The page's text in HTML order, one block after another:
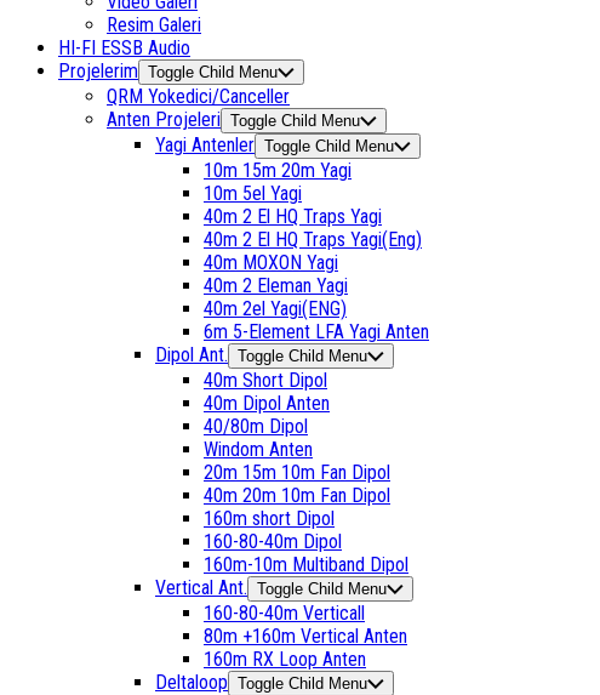
Resim Galeri
HI-FI ESSB Audio
Projelerim Toggle Child Menu
QRM Yokedici/Canceller
Anten Projeleri Toggle Child Menu
Yagi Antenler Toggle Child Menu
10m 15m 20m Yagi
10m 5el Yagi
40m 2 El HQ Traps Yagi
40m 2 El HQ Traps Yagi(Eng)
40m MOXON Yagi
40m 2 Eleman Yagi
40m 2el Yagi(ENG)
6m 5-Element LFA Yagi Anten
Dipol Ant. Toggle Child Menu
40m Short Dipol
40m Dipol Anten
40/80m Dipol
Windom Anten
20m 15m 10m Fan Dipol
40m 20m 10m Fan Dipol
160m short Dipol
160-80-40m Dipol
160m-10m Multiband Dipol
Vertical Ant. Toggle Child Menu
160-80-40m Verticall
80m +160m Vertical Anten
160m RX Loop Anten
Deltaloop Toggle Child Menu